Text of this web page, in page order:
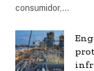
consumidor,…